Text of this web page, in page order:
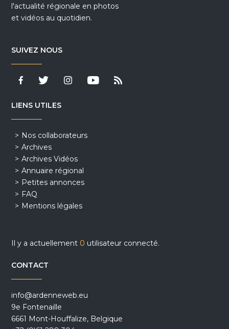
l'actualité régionale en photos
et vidéos au quotidien.
SUIVEZ NOUS
LIENS UTILES
Nos collaborateurs
Archives
Archives Vidéos
Annuaire régional
Petites annonces
FAQ
Mentions légales
Il y a actuellement 0 utilisateur connecté.
CONTACT
info@ardenneweb.eu
9e Fontenaille
6661 Mont-Houffalize, Belgique